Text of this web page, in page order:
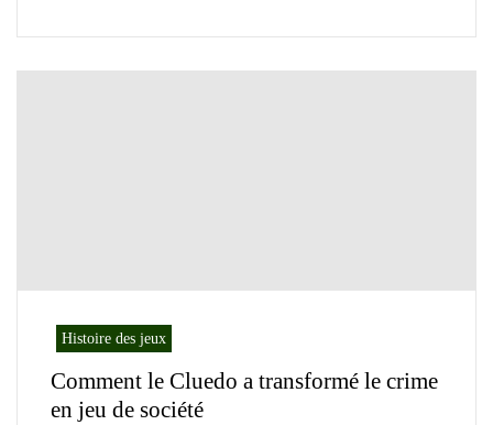
Histoire des jeux
Comment le Cluedo a transformé le crime
en jeu de société